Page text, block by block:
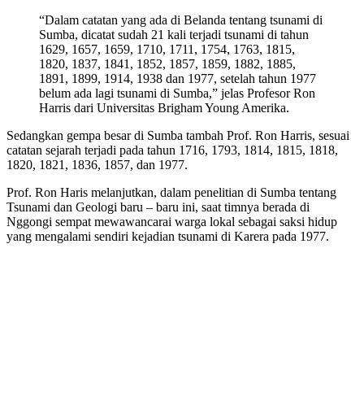
“Dalam catatan yang ada di Belanda tentang tsunami di
Sumba, dicatat sudah 21 kali terjadi tsunami di tahun
1629, 1657, 1659, 1710, 1711, 1754, 1763, 1815,
1820, 1837, 1841, 1852, 1857, 1859, 1882, 1885,
1891, 1899, 1914, 1938 dan 1977, setelah tahun 1977
belum ada lagi tsunami di Sumba,” jelas Profesor Ron
Harris dari Universitas Brigham Young Amerika.
Sedangkan gempa besar di Sumba tambah Prof. Ron Harris, sesuai
catatan sejarah terjadi pada tahun 1716, 1793, 1814, 1815, 1818,
1820, 1821, 1836, 1857, dan 1977.
Prof. Ron Haris melanjutkan, dalam penelitian di Sumba tentang
Tsunami dan Geologi baru – baru ini, saat timnya berada di
Nggongi sempat mewawancarai warga lokal sebagai saksi hidup
yang mengalami sendiri kejadian tsunami di Karera pada 1977.